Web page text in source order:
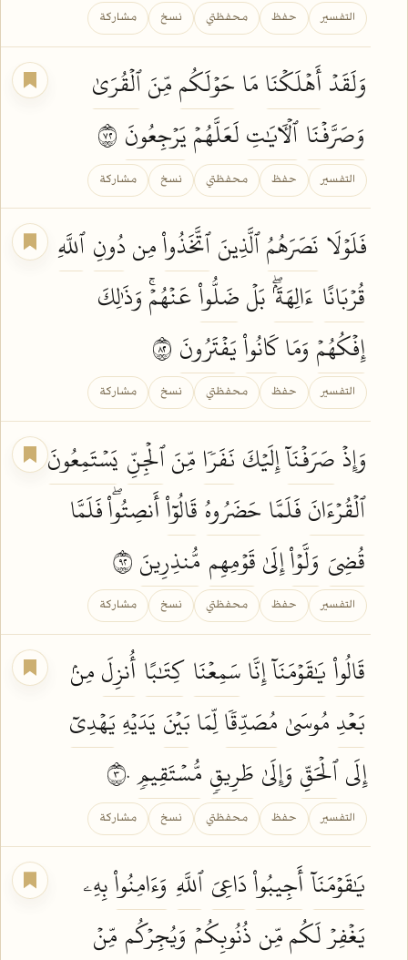
التفسير حفظ محفظتي نسخ مشاركة
وَلَقَدۡأَهۡلَكۡنَامَاحَوۡلَكُممِّنَٱلۡقُرَىٰ
وَصَرَّفۡنَاٱلۡأٓيَٰتِلَعَلَّهُمۡيَرۡجِعُونَ
التفسير حفظ محفظتي نسخ مشاركة
فَلَوۡلَا نَصَرَهُمُٱلَّذِينَٱتَّخَذُواْمِندُونِ ٱللَّهِ
قُرۡبَانًا ءَالِهَةَۢۖبَلۡضَلُّواْعَنۡهُمۡۚ وَذَٰلِكَ
إِفۡكُهُمۡ وَمَاكَانُواْيَفۡتَرُونَ
التفسير حفظ محفظتي نسخ مشاركة
وَإِذۡصَرَفۡنَآإِلَيۡكَ نَفَرٗا مِّنَٱلۡجِنِّ يَسۡتَمِعُونَ
ٱلۡقُرۡءَانَفَلَمَّاحَضَرُوهُقَالُوٓاْأَنصِتُواْۖ فَلَمَّا
قُضِيَ وَلَّوۡاْإِلَىٰقَوۡمِهِم مُّنذِرِينَ
التفسير حفظ محفظتي نسخ مشاركة
قَالُواْ يَٰقَوۡمَنَآإِنَّاسَمِعۡنَا كِتَٰبًا أُنزِلَمِنۢ
بَعۡدِمُوسَىٰ مُصَدِّقٗالِّمَابَيۡنَ يَدَيۡهِيَهۡدِيٓ
إِلَىٱلۡحَقِّ وَإِلَىٰ طَرِيقٖ مُّسۡتَقِيمٖ
التفسير حفظ محفظتي نسخ مشاركة
يَٰقَوۡمَنَآأَجِيبُواْدَاعِيَ ٱللَّهِ وَءَامِنُواْبِهِۦ
يَغۡفِرۡلَكُم مِّن ذُنُوبِكُمۡ وَيُجِرۡكُم مِّنۡ